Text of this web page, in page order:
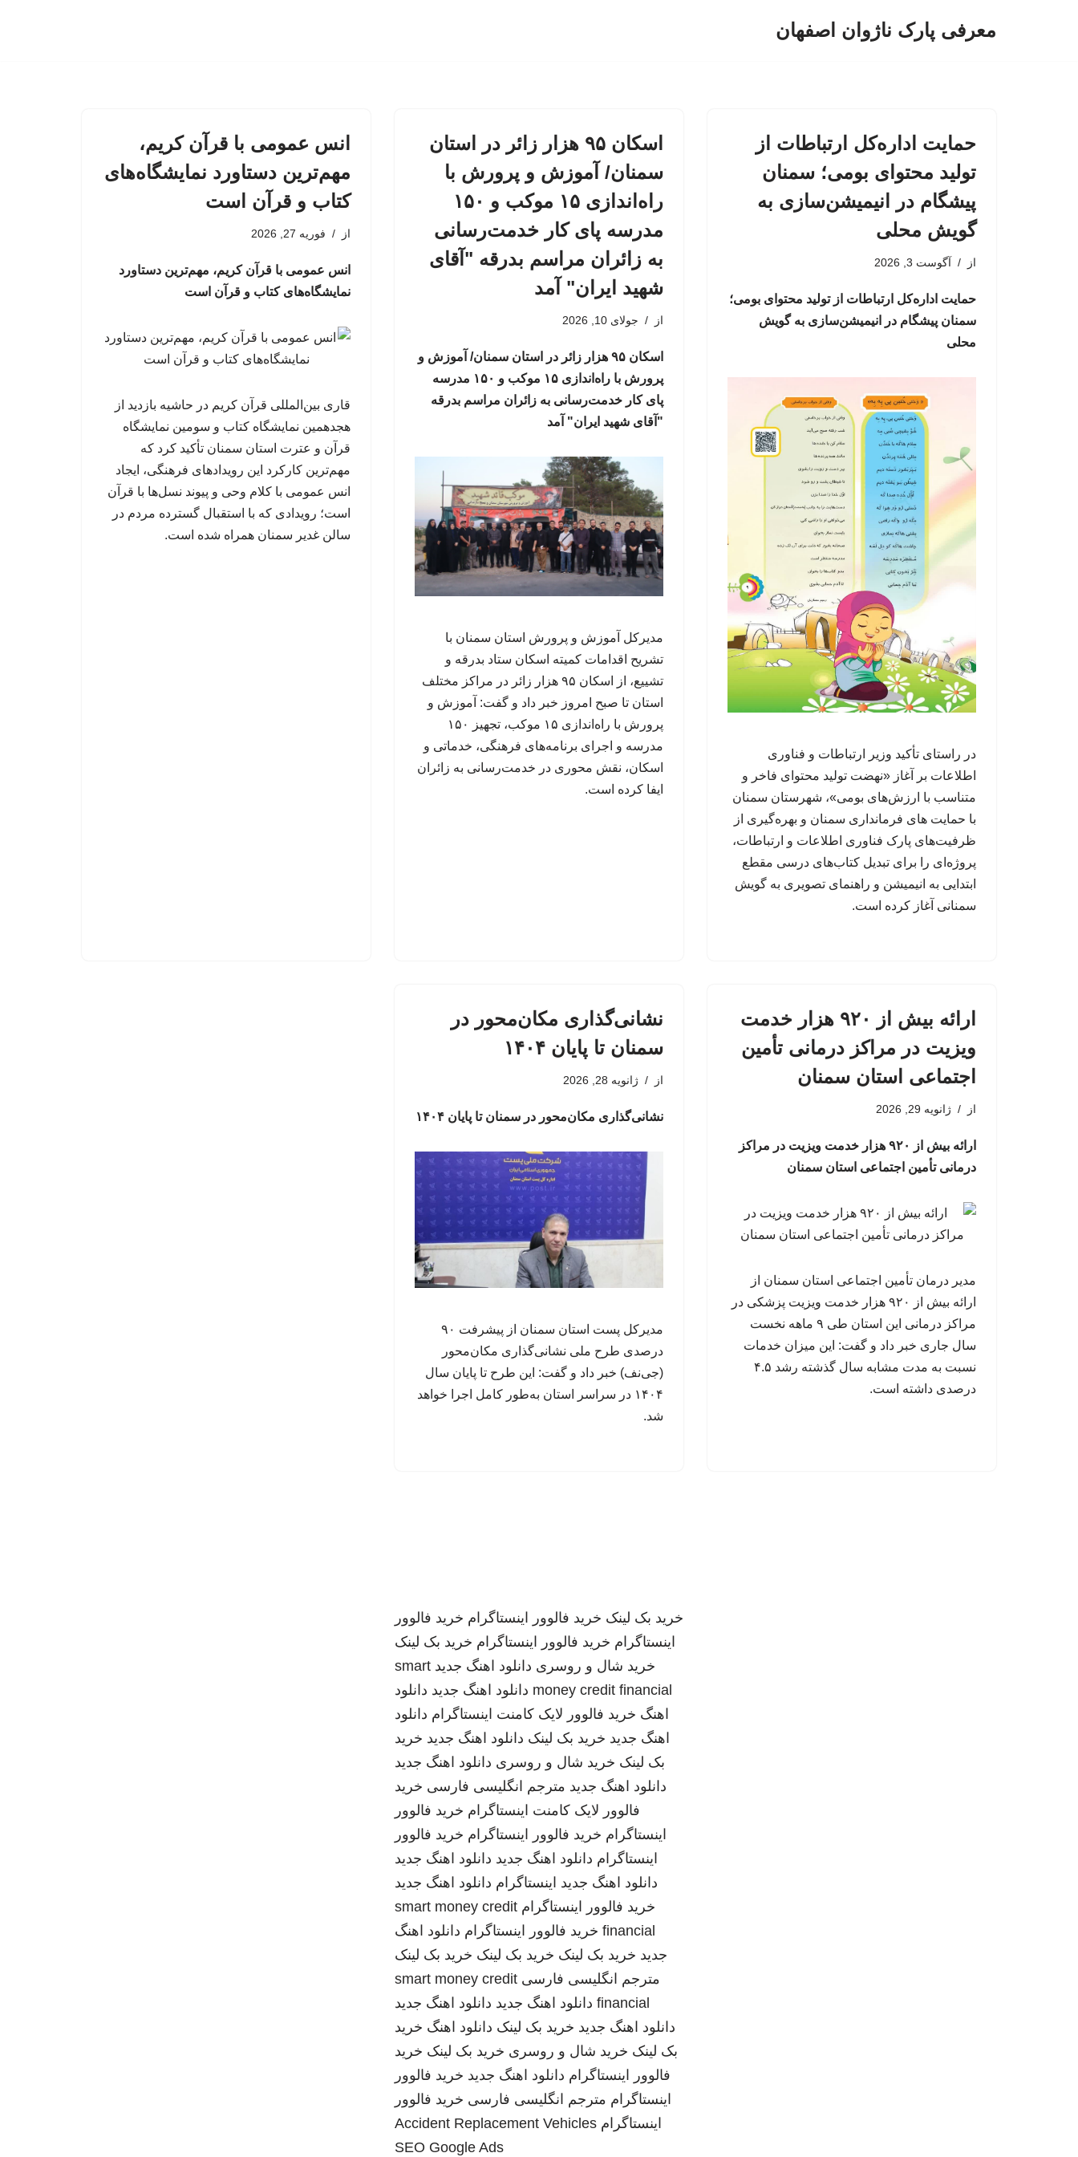
معرفی پارک ناژوان اصفهان
حمایت اداره‌کل ارتباطات از
تولید محتوای بومی؛ سمنان
پیشگام در انیمیشن‌سازی به
گویش محلی
از آگوست 3, 2026
حمایت اداره‌کل ارتباطات از تولید محتوای بومی؛
سمنان پیشگام در انیمیشن‌سازی به گویش
محلی
در راستای تأکید وزیر ارتباطات و فناوری
اطلاعات بر آغاز «نهضت تولید محتوای فاخر و
متناسب با ارزش‌های بومی»، شهرستان سمنان
با حمایت های فرمانداری سمنان و بهره‌گیری از
ظرفیت‌های پارک فناوری اطلاعات و ارتباطات،
پروژه‌ای را برای تبدیل کتاب‌های درسی مقطع
ابتدایی به انیمیشن و راهنمای تصویری به گویش
سمنانی آغاز کرده است.
اسکان ۹۵ هزار زائر در استان
سمنان/ آموزش و پرورش با
راه‌اندازی ۱۵ موکب و ۱۵۰
مدرسه پای کار خدمت‌رسانی
به زائران مراسم بدرقه "آقای
شهید ایران" آمد
از جولای 10, 2026
اسکان ۹۵ هزار زائر در استان سمنان/ آموزش و
پرورش با راه‌اندازی ۱۵ موکب و ۱۵۰ مدرسه
پای کار خدمت‌رسانی به زائران مراسم بدرقه
"آقای شهید ایران" آمد
مدیرکل آموزش و پرورش استان سمنان با
تشریح اقدامات کمیته اسکان ستاد بدرقه و
تشییع، از اسکان ۹۵ هزار زائر در مراکز مختلف
استان تا صبح امروز خبر داد و گفت: آموزش و
پرورش با راه‌اندازی ۱۵ موکب، تجهیز ۱۵۰
مدرسه و اجرای برنامه‌های فرهنگی، خدماتی و
اسکان، نقش محوری در خدمت‌رسانی به زائران
ایفا کرده است.
انس عمومی با قرآن کریم،
مهم‌ترین دستاورد نمایشگاه‌های
کتاب و قرآن است
از فوریه 27, 2026
انس عمومی با قرآن کریم، مهم‌ترین دستاورد
نمایشگاه‌های کتاب و قرآن است
قاری بین‌المللی قرآن کریم در حاشیه بازدید از
هجدهمین نمایشگاه کتاب و سومین نمایشگاه
قرآن و عترت استان سمنان تأکید کرد که
مهم‌ترین کارکرد این رویدادهای فرهنگی، ایجاد
انس عمومی با کلام وحی و پیوند نسل‌ها با قرآن
است؛ رویدادی که با استقبال گسترده مردم در
سالن غدیر سمنان همراه شده است.
ارائه بیش از ۹۲۰ هزار خدمت
ویزیت در مراکز درمانی تأمین
اجتماعی استان سمنان
از ژانویه 29, 2026
ارائه بیش از ۹۲۰ هزار خدمت ویزیت در مراکز
درمانی تأمین اجتماعی استان سمنان
مدیر درمان تأمین اجتماعی استان سمنان از
ارائه بیش از ۹۲۰ هزار خدمت ویزیت پزشکی در
مراکز درمانی این استان طی ۹ ماهه نخست
سال جاری خبر داد و گفت: این میزان خدمات
نسبت به مدت مشابه سال گذشته رشد ۴.۵
درصدی داشته است.
نشانی‌گذاری مکان‌محور در
سمنان تا پایان ۱۴۰۴
از ژانویه 28, 2026
نشانی‌گذاری مکان‌محور در سمنان تا پایان ۱۴۰۴
مدیرکل پست استان سمنان از پیشرفت ۹۰
درصدی طرح ملی نشانی‌گذاری مکان‌محور
(جی‌نف) خبر داد و گفت: این طرح تا پایان سال
۱۴۰۴ در سراسر استان به‌طور کامل اجرا خواهد
شد.
خرید بک لینک خرید فالوور اینستاگرام خرید فالوور
اینستاگرام خرید فالوور اینستاگرام خرید بک لینک
خرید شال و روسری دانلود اهنگ جدید smart
money credit financial دانلود اهنگ جدید دانلود
اهنگ خرید فالوور لایک کامنت اینستاگرام دانلود
اهنگ جدید خرید بک لینک دانلود اهنگ جدید خرید
بک لینک خرید شال و روسری دانلود اهنگ جدید
دانلود اهنگ جدید مترجم انگلیسی فارسی خرید
فالوور لایک کامنت اینستاگرام خرید فالوور
اینستاگرام خرید فالوور اینستاگرام خرید فالوور
اینستاگرام دانلود اهنگ جدید دانلود اهنگ جدید
دانلود اهنگ جدید اینستاگرام دانلود اهنگ جدید
خرید فالوور اینستاگرام smart money credit
financial خرید فالوور اینستاگرام دانلود اهنگ
جدید خرید بک لینک خرید بک لینک خرید بک لینک
مترجم انگلیسی فارسی smart money credit
financial دانلود اهنگ جدید دانلود اهنگ جدید
دانلود اهنگ جدید خرید بک لینک دانلود اهنگ خرید
بک لینک خرید شال و روسری خرید بک لینک خرید
فالوور اینستاگرام دانلود اهنگ جدید خرید فالوور
اینستاگرام مترجم انگلیسی فارسی خرید فالوور
اینستاگرام Accident Replacement Vehicles
SEO Google Ads